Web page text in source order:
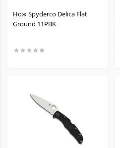
Нож Spyderco Delica Flat
Ground 11PBK